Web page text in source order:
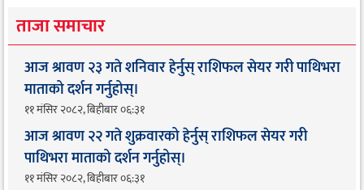
ताजा समाचार
आज श्रावण २३ गते शनिवार हेर्नुस् राशिफल सेयर गरी पाथिभरा
माताको दर्शन गर्नुहोस्।
११ मंसिर २०८२, बिहीबार ०६:३१
आज श्रावण २२ गते शुक्रवारको हेर्नुस् राशिफल सेयर गरी
पाथिभरा माताको दर्शन गर्नुहोस्।
११ मंसिर २०८२, बिहीबार ०६:३१